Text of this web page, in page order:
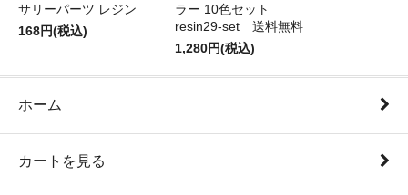
サリーパーツ レジン
168円(税込)
ラー 10色セット
resin29-set 送料無料
1,280円(税込)
ホーム
カートを見る